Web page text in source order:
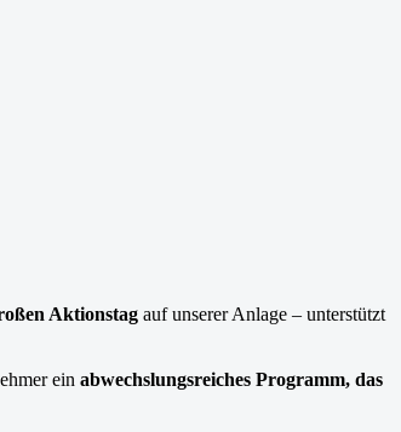
Aktionstag auf unserer Anlage – unterstützt
ein abwechslungsreiches Programm, das